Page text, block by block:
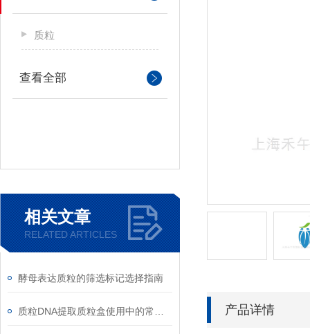
质粒
查看全部
相关文章
RELATED ARTICLES
酵母表达质粒的筛选标记选择指南
产品详情